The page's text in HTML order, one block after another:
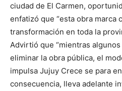
ciudad de El Carmen,
enfatizó que “esta obra marca
transformación en toda la
Advirtió que “mientras
eliminar la obra pública, el
impulsa Jujuy Crece se para
consecuencia, lleva adelante